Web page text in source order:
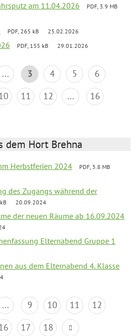
am 11.04.2026
PDF, 3.9 MB
PDF, 265 kB 25.02.2026
PDF, 155 kB 29.01.2026
... 3 4 5
6
11 12 ... 16
dem Hort Brehna
Herbstferien 2024
PDF, 3.8 MB
des Zugangs während der
20.09.2024
der neuen Räume ab 16.09.2024
Elternabend Gruppe 1
aus dem Elternabend 4. Klasse
... 9 10 11
12
17 18